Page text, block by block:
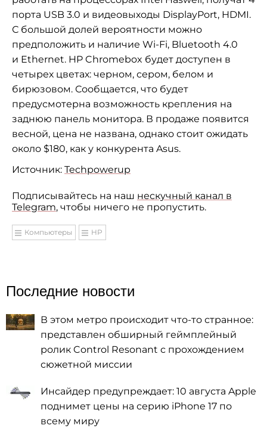
порта USB 3.0 и видеовыходы DisplayPort, HDMI.
С большой долей вероятности можно
предположить и наличие Wi-Fi, Bluetooth 4.0
и Ethernet. HP Chromebox будет доступен в
четырех цветах: черном, сером, белом и
бирюзовом. Сообщается, что будет
предусмотерна возможность крепления на
заднюю панель монитора. В продаже появится
весной, цена не названа, однако стоит ожидать
около $180, как у конкурента Asus.
Источник: Techpowerup
Подписывайтесь на наш нескучный канал в
Telegram, чтобы ничего не пропустить.
Компьютеры HP
Последние новости
В этом метро происходит что-то странное:
представлен обширный геймплейный
ролик Control Resonant с прохождением
сюжетной миссии
Инсайдер предупреждает: 10 августа Apple
поднимет цены на серию iPhone 17 по
всему миру